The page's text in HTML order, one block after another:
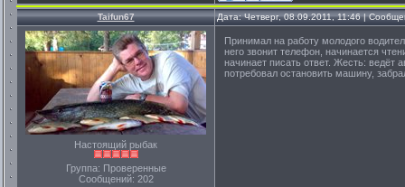
Taifun67 Дата: Четверг, 08.09.2011, 11:46 |
Настоящий рыбак
Группа: Проверенные
Сообщений: 202
Принимал на работу молодого
него звонит телефон, начинается
начинает писать ответ. Жесть: ведёт
потребовал остановить машину,